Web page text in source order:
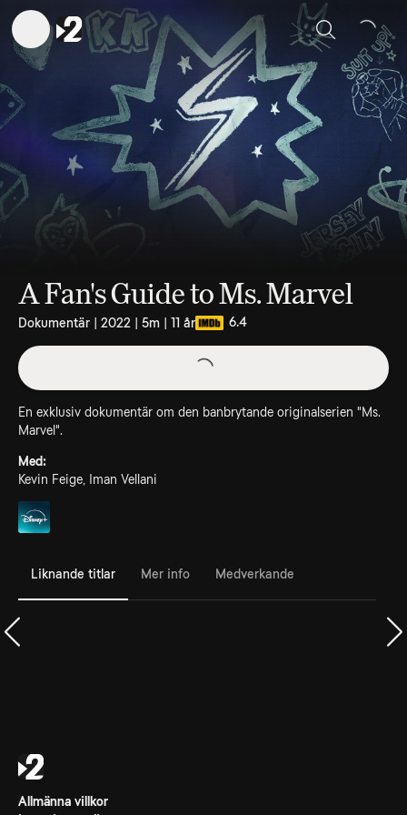
Sök
A Fan's Guide to Ms. Marvel
Dokumentär | 2022 | 5m | 11 år 6.4
En exklusiv dokumentär om den banbrytande originalserien "Ms.
Marvel".
Med:
Kevin Feige, Iman Vellani
Liknande titlar Mer info Medverkande
Allmänna villkor